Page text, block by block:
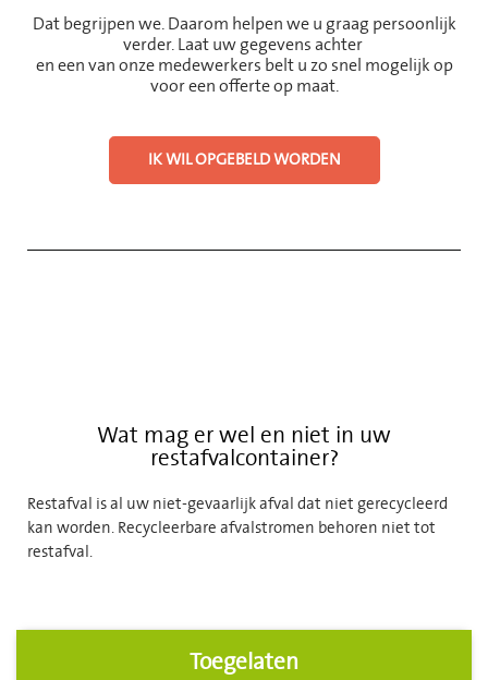
Dat begrijpen we. Daarom helpen we u graag persoonlijk
verder. Laat uw gegevens achter
en een van onze medewerkers belt u zo snel mogelijk op
voor een offerte op maat.
IK WIL OPGEBELD WORDEN
Wat mag er wel en niet in uw
restafvalcontainer?
Restafval is al uw niet-gevaarlijk afval dat niet gerecycleerd
kan worden. Recycleerbare afvalstromen behoren niet tot
restafval.
Toegelaten